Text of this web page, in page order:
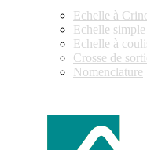
Echelle à
Echelle
Echelle à
Crosse de
Nomenclature